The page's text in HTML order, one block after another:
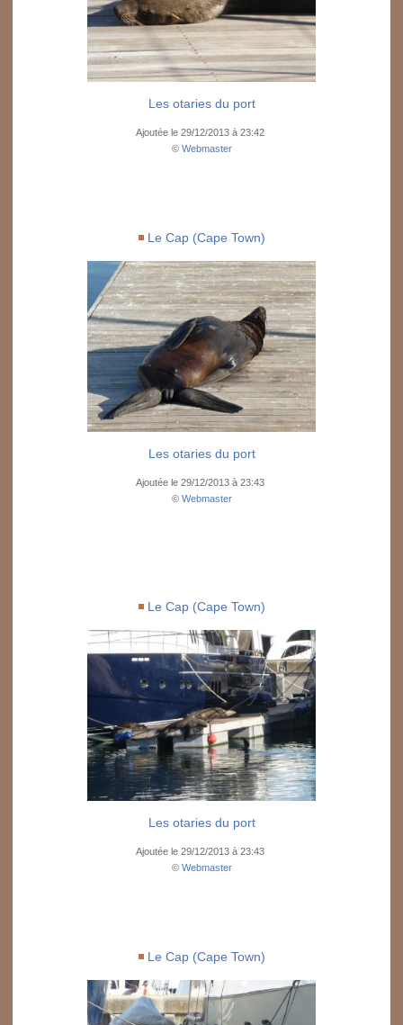
Les otaries du port
Ajoutée le 29/12/2013 à 23:42
© Webmaster
Le Cap (Cape Town)
Les otaries du port
Ajoutée le 29/12/2013 à 23:43
© Webmaster
Le Cap (Cape Town)
Les otaries du port
Ajoutée le 29/12/2013 à 23:43
© Webmaster
Le Cap (Cape Town)